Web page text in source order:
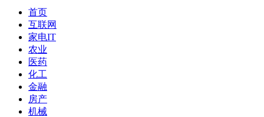
首页
互联网
家电IT
农业
医药
化工
金融
房产
机械